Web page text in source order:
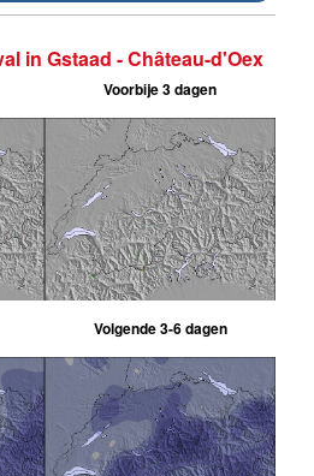
in Gstaad - Château-d'Oex
Voorbije 3 dagen
Volgende 3-6 dagen